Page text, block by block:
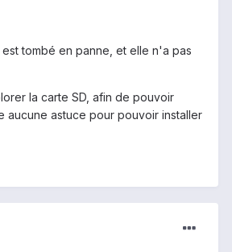
tombé en panne, et elle n'a pas
la carte SD, afin de pouvoir
aucune astuce pour pouvoir installer